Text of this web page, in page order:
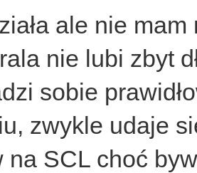
ale nie
nie lubi zbyt
sobie
zwykle udaje
na SCL choć